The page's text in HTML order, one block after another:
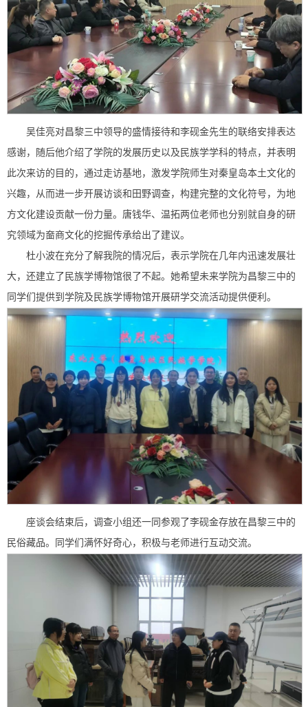
吴佳亮对昌黎三中领导的盛情接待和李砚金先生的联络安排表达
感谢，随后他介绍了学院的发展历史以及民族学学科的特点，并表明
此次来访的目的，通过走访基地，激发学院师生对秦皇岛本土文化的
兴趣，从而进一步开展访谈和田野调查，构建完整的文化符号，为地
方文化建设贡献一份力量。唐钱华、温拓两位老师也分别就自身的研
究领域为奤商文化的挖掘传承给出了建议。
杜小波在充分了解我院的情况后，表示学院在几年内迅速发展壮
大，还建立了民族学博物馆很了不起。她希望未来学院为昌黎三中的
同学们提供到学院及民族学博物馆开展研学交流活动提供便利。
座谈会结束后，调查小组还一同参观了李砚金存放在昌黎三中的
民俗藏品。同学们满怀好奇心，积极与老师进行互动交流。